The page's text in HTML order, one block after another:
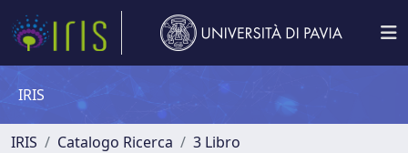
IRIS
IRIS Catalogo Ricerca
3 Libro